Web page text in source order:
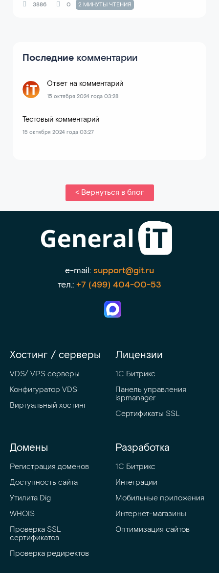
3886 0 2 МИНУТЫ ЧТЕНИЯ
Последние комментарии
Ответ на комментарий
15 октября 2024 года 03:28
Тестовый комментарий
15 октября 2024 года 03:27
< Вернуться в блог
e-mail: support@git.ru
тел.: +7 (499) 404-00-53
Хостинг / серверы
VDS/ VPS серверы
Конфигуратор VDS
Виртуальный хостинг
Лицензии
1С Битрикс
Панель управления
ispmanager
Сертификаты SSL
Домены
Регистрация доменов
Доступность сайта
Утилита Dig
WHOIS
Проверка SSL
сертификатов
Проверка редиректов
Разработка
1C Битрикс
Интеграции
Мобильные приложения
Интернет-магазины
Оптимизация сайтов